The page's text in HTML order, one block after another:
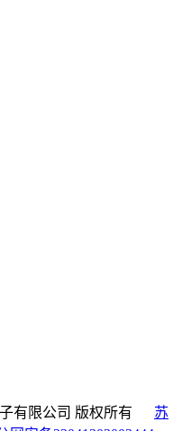
子有限公司 版权所有 苏